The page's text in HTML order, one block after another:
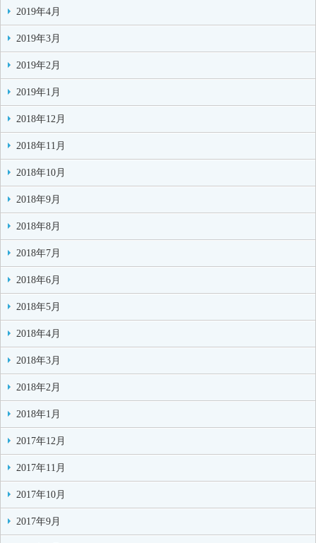
2019年4月
2019年3月
2019年2月
2019年1月
2018年12月
2018年11月
2018年10月
2018年9月
2018年8月
2018年7月
2018年6月
2018年5月
2018年4月
2018年3月
2018年2月
2018年1月
2017年12月
2017年11月
2017年10月
2017年9月